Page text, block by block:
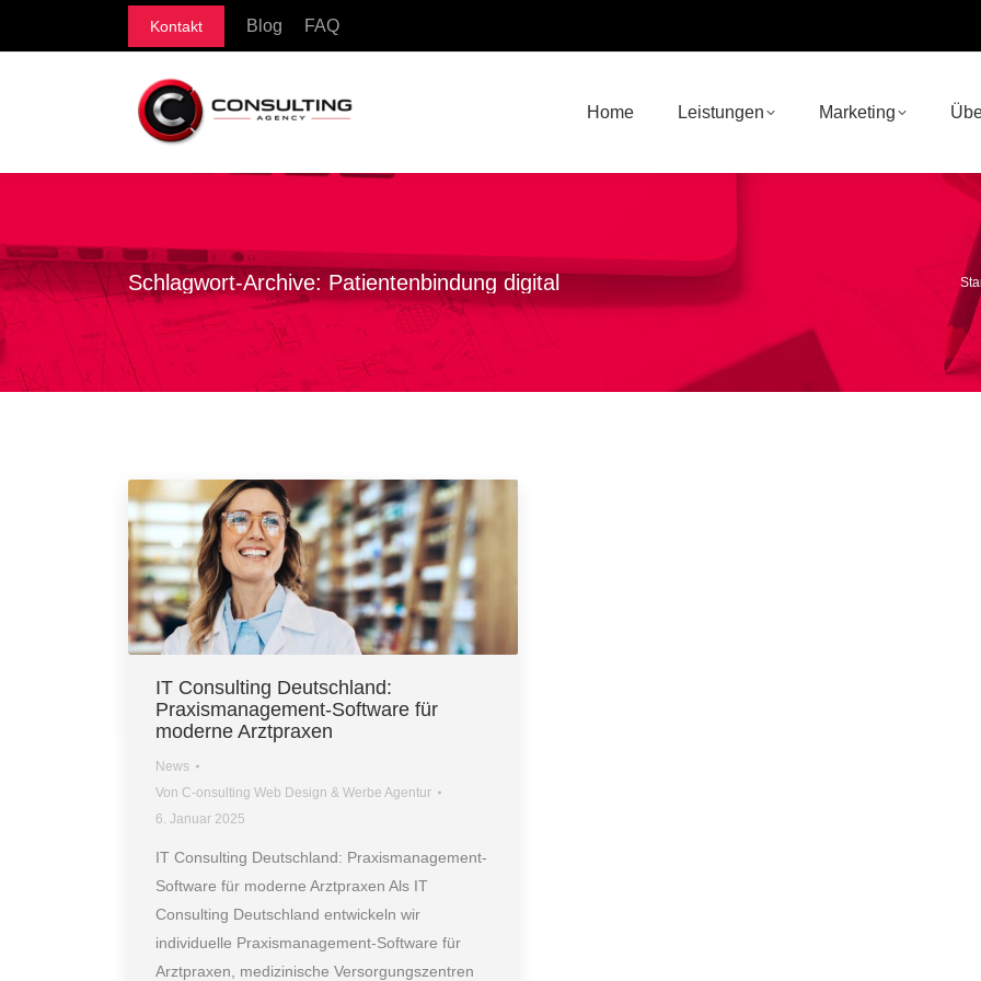
Kontakt Blog FAQ
Home Leistungen Marketing
Schlagwort-Archive:Patientenbindung digital
IT Consulting Deutschland:
Praxismanagement-Software für
moderne Arztpraxen
News
Von C-onsulting Web Design & Werbe Agentur
6. Januar 2025
IT Consulting Deutschland: Praxismanagement-
Software für moderne Arztpraxen Als IT
Consulting Deutschland entwickeln wir
individuelle Praxismanagement-Software für
Arztpraxen, medizinische Versorgungszentren